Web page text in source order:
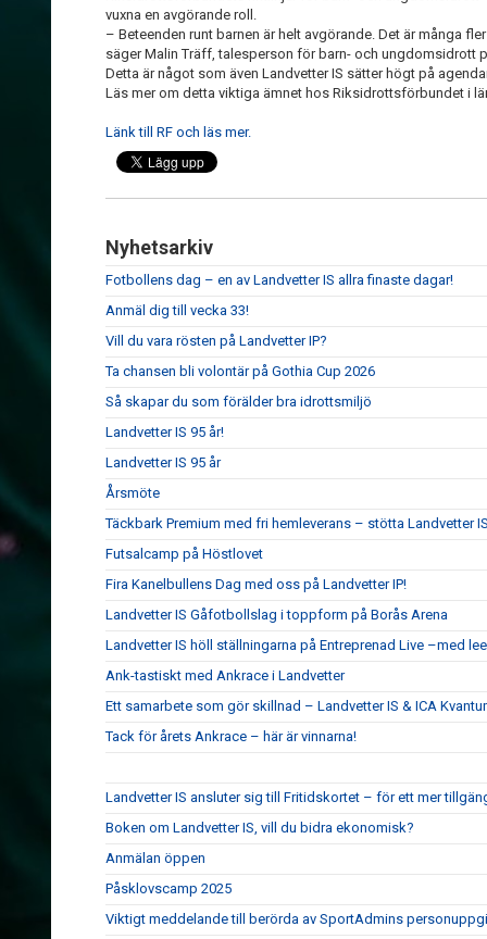
vuxna en avgörande roll.
– Beteenden runt barnen är helt avgörande. Det är många
säger Malin Träff, talesperson för barn- och ungdomsidrott
Detta är något som även Landvetter IS sätter högt på
Läs mer om detta viktiga ämnet hos Riksidrottsförbundet i
Länk till RF och läs mer.
Nyhetsarkiv
Fotbollens dag – en av Landvetter IS allra finaste dagar!
Anmäl dig till vecka 33!
Vill du vara rösten på Landvetter IP?
Ta chansen bli volontär på Gothia Cup 2026
Så skapar du som förälder bra idrottsmiljö
Landvetter IS 95 år!
Landvetter IS 95 år
Årsmöte
Täckbark Premium med fri hemleverans – stötta Landvetter
Futsalcamp på Höstlovet
Fira Kanelbullens Dag med oss på Landvetter IP!
Landvetter IS Gåfotbollslag i toppform på Borås Arena
Landvetter IS höll ställningarna på Entreprenad Live –med
Ank-tastiskt med Ankrace i Landvetter
Ett samarbete som gör skillnad – Landvetter IS & ICA
Tack för årets Ankrace – här är vinnarna!
Landvetter IS ansluter sig till Fritidskortet – för ett mer
Boken om Landvetter IS, vill du bidra ekonomisk?
Anmälan öppen
Påsklovscamp 2025
Viktigt meddelande till berörda av SportAdmins